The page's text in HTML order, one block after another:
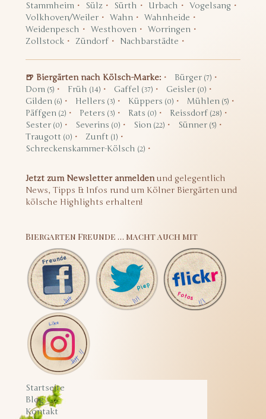
Stammheim
Sülz Sürth Urbach
Vogelsang
Volkhoven/Weiler
Wahn
Wahnheide
Weidenpesch
Westhoven
Worringen
Zollstock
Zündorf Nachbarstädte
🍺 Biergärten nach Kölsch-Marke: Bürger (7)
Dom (5) Früh (14) Gaffel (37) Geisler (0)
Gilden (6) Hellers (3) Küppers (0) Mühlen (5)
Päffgen (2) Peters (3) Rats (0) Reissdorf (28)
Sester (0) Severins (0) Sion (22) Sünner (5)
Traugott (0) Zunft (1)
Schreckenskammer-Kölsch (2)
Jetzt zum Newsletter anmeldenund gelegentlich
News, Tipps & Infos rund um Kölner Biergärten und
kölsche Highlights erhalten!
Biergarten Freunde … macht auch mit
Startseite
Blog
Kontakt